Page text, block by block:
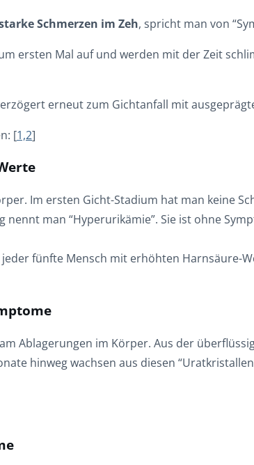
Schmerzen im Zeh, spricht man von
ersten Mal auf und werden mit der Zeit
erneut zum Gichtanfall mit
[1,2]
Im ersten Gicht-Stadium hat man keine
man “Hyperurikämie”. Sie ist ohne
jeder fünfte Mensch mit erhöhten Harnsäure-
Ablagerungen im Körper. Aus der
hinweg wachsen aus diesen